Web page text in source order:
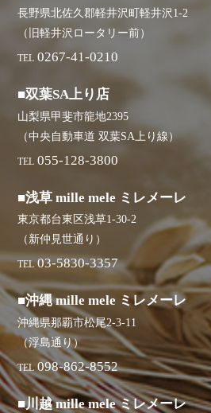
長野県北佐久郡軽井沢町軽井沢1-2
（旧軽井沢ロータリー前）
TEL 0267-41-0210
■双葉SA上り店
山梨県甲斐市龍地2395
（中央自動車道 双葉SA上り線）
TEL 055-128-3800
■浅草 mille mele ミレメーレ
東京都台東区浅草1-30-2
（新仲見世通り）
TEL 03-5830-3357
■沖縄 mille mele ミレメーレ
沖縄県那覇市松尾2-3-11
（浮島通り）
TEL 098-862-8552
■川越 mille mele ミレメーレ